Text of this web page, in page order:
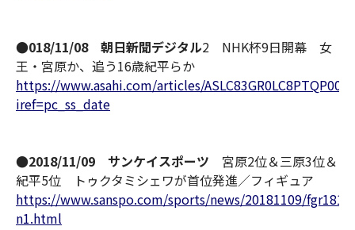
●018/11/08 朝日新聞デジタル2 NHK杯9日開幕 女
王・宮原か、追う16歳紀平らか
https://www.asahi.com/articles/
iref=pc_ss_date
●2018/11/09 サンケイスポーツ 宮原2位＆三原3位＆
紀平5位 トゥクタミシェワが首位発進／フィギュア
https://www.sanspo.com/sports/news/20181109/
n1.html